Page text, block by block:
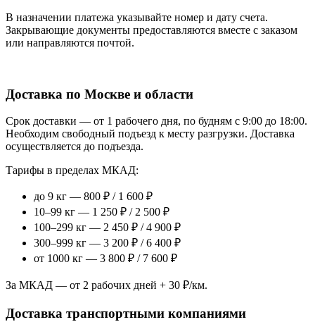
В назначении платежа указывайте номер и дату счета.
Закрывающие документы предоставляются вместе с заказом
или направляются почтой.
Доставка по Москве и области
Срок доставки — от 1 рабочего дня, по будням с 9:00 до 18:00.
Необходим свободный подъезд к месту разгрузки. Доставка
осуществляется до подъезда.
Тарифы в пределах МКАД:
до 9 кг — 800 ₽ / 1 600 ₽
10–99 кг — 1 250 ₽ / 2 500 ₽
100–299 кг — 2 450 ₽ / 4 900 ₽
300–999 кг — 3 200 ₽ / 6 400 ₽
от 1000 кг — 3 800 ₽ / 7 600 ₽
За МКАД — от 2 рабочих дней + 30 ₽/км.
Доставка транспортными компаниями